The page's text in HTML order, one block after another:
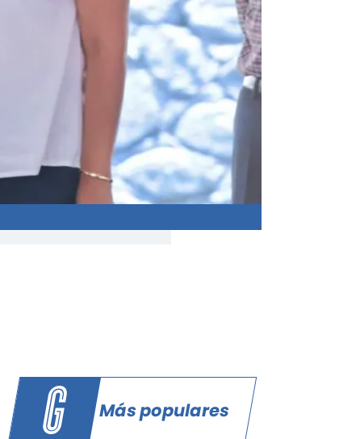
Más populares